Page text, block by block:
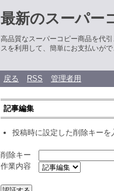
最新のスーパー
高品質なスーパーコピー商品を代
スを利用して、簡単にお支払いが
戻る RSS 管理者用
記事編集
投稿時に設定した削除キーを
削除キー
作業内容